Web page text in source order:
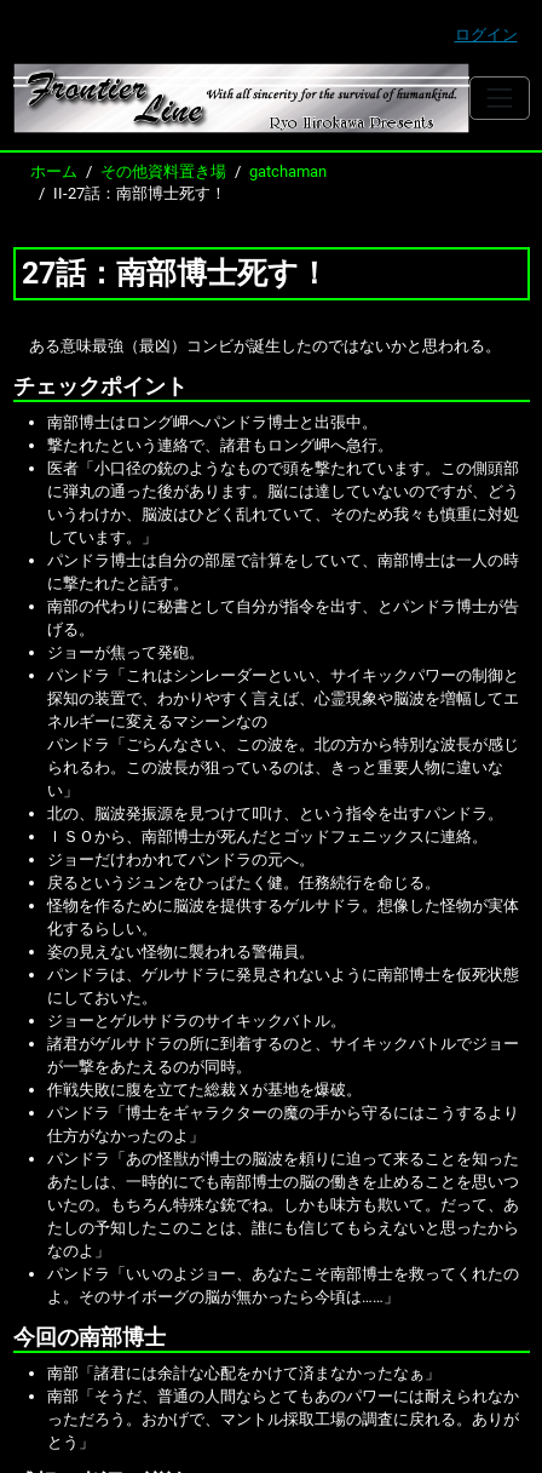
ログイン
ホーム その他資料置き場
gatchaman
II-27話：南部博士死す！
27話：南部博士死す！
ある意味最強（最凶）コンビが誕生したのではないかと思われる。
チェックポイント
南部博士はロング岬へパンドラ博士と出張中。
撃たれたという連絡で、諸君もロング岬へ急行。
医者「小口径の銃のようなもので頭を撃たれています。この側頭部
に弾丸の通った後があります。脳には達していないのですが、どう
いうわけか、脳波はひどく乱れていて、そのため我々も慎重に対処
しています。」
パンドラ博士は自分の部屋で計算をしていて、南部博士は一人の時
に撃たれたと話す。
南部の代わりに秘書として自分が指令を出す、とパンドラ博士が告
げる。
ジョーが焦って発砲。
パンドラ「これはシンレーダーといい、サイキックパワーの制御と
探知の装置で、わかりやすく言えば、心霊現象や脳波を増幅してエ
ネルギーに変えるマシーンなの
パンドラ「ごらんなさい、この波を。北の方から特別な波長が感じ
られるわ。この波長が狙っているのは、きっと重要人物に違いな
い」
北の、脳波発振源を見つけて叩け、という指令を出すパンドラ。
ＩＳＯから、南部博士が死んだとゴッドフェニックスに連絡。
ジョーだけわかれてパンドラの元へ。
戻るというジュンをひっぱたく健。任務続行を命じる。
怪物を作るために脳波を提供するゲルサドラ。想像した怪物が実体
化するらしい。
姿の見えない怪物に襲われる警備員。
パンドラは、ゲルサドラに発見されないように南部博士を仮死状態
にしておいた。
ジョーとゲルサドラのサイキックバトル。
諸君がゲルサドラの所に到着するのと、サイキックバトルでジョー
が一撃をあたえるのが同時。
作戦失敗に腹を立てた総裁Ｘが基地を爆破。
パンドラ「博士をギャラクターの魔の手から守るにはこうするより
仕方がなかったのよ」
パンドラ「あの怪獣が博士の脳波を頼りに迫って来ることを知った
あたしは、一時的にでも南部博士の脳の働きを止めることを思いつ
いたの。もちろん特殊な銃でね。しかも味方も欺いて。だって、あ
たしの予知したこのことは、誰にも信じてもらえないと思ったから
なのよ」
パンドラ「いいのよジョー、あなたこそ南部博士を救ってくれたの
よ。そのサイボーグの脳が無かったら今頃は……」
今回の南部博士
南部「諸君には余計な心配をかけて済まなかったなぁ」
南部「そうだ、普通の人間ならとてもあのパワーには耐えられなか
っただろう。おかげで、マントル採取工場の調査に戻れる。ありが
とう」